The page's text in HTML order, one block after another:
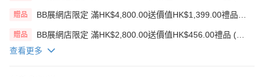
贈品
BB展網店限定 滿HK$4,800.00送價值HK$1,399.00禮品
贈品
BB展網店限定 滿HK$2,800.00送價值HK$456.00禮品 (贈
品)(送完即止)
查看更多